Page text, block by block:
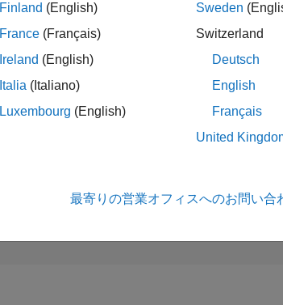
Finland (English)
France (Français)
Ireland (English)
Italia (Italiano)
Luxembourg (English)
Sweden
Switzerland
Deutsch
English
Français
United
最寄りの営業オフィスへのお問い合